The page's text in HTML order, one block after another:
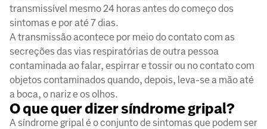
transmissível mesmo 24 horas antes do começo dos
sintomas e por até 7 dias.
A transmissão acontece por meio do contato com as
secreções das vias respiratórias de outra pessoa
contaminada ao falar, espirrar e tossir ou no contato com
objetos contaminados quando, depois, leva-se a mão até
a boca, o nariz e os olhos.
O que quer dizer síndrome gripal?
A síndrome gripal é o conjunto de sintomas que podem ser